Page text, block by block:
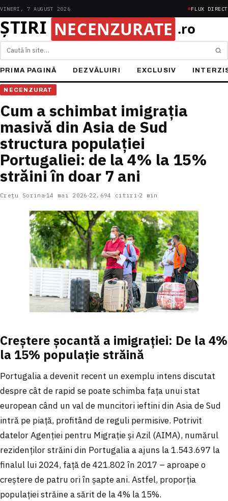
VINERI, 7 AUGUST 2026 FLUX DIRECT
Caută
PRIMA PAGINĂ DEZVĂLUIRI EXCLUSIV
NECENZURAT
Cum a schimbat imigrația
masivă din Asia de Sud
structura populației
Portugaliei: de la 4% la 15%
străini în doar 7 ani
Crețu Sorina 14 mai 2026 22.694 citiri 2 min
Creștere șocantă a imigrației: De la 4%
la 15% populație străină
Portugalia a devenit recent un exemplu intens discutat
despre cât de rapid se poate schimba fața unui stat
european când un val de muncitori ieftini din Asia de Sud
intră pe piață, profitând de reguli permisive. Potrivit
datelor Agenției pentru Migrație și Azil (AIMA), numărul
rezidenților străini din Portugalia a ajuns la 1.543.697 la
finalul lui 2024, față de 421.802 în 2017 – aproape o
creștere de patru ori în șapte ani. Astfel, proporția
populației străine a sărit de la 4% la 15%.